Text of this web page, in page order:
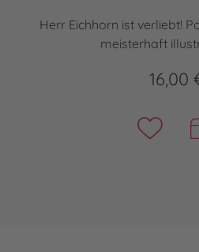
Herr Eichhorn ist verliebt!
meisterhaft
16,00